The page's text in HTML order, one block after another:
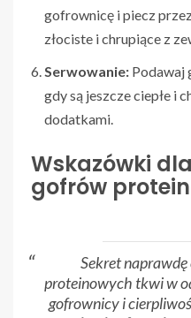
gofrownicę i piecz
złociste i chrupiące z
Serwowanie: Podawaj
gdy są jeszcze ciepłe i
dodatkami.
Wskazówki
gofrów
Sekret
proteinowych tkwi w
gofrownicy i